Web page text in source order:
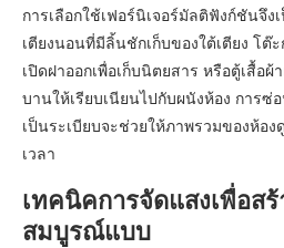
การเลือกใช้เฟอร์นิเจอร์มัลติฟังก์ชันจึง
เตียงนอนที่มีลิ้นชักเก็บของใต้เตียง โต๊
เปิดฝาออกเพื่อเก็บนิตยสาร หรือตู้เสื้อ
บานให้เรียบเนียนไปกับผนังห้อง การซ่
เป็นระเบียบจะช่วยให้ภาพรวมของห้อ
เวลา
เทคนิคการจัดแสงเพื่อส
สมบูรณ์แบบ